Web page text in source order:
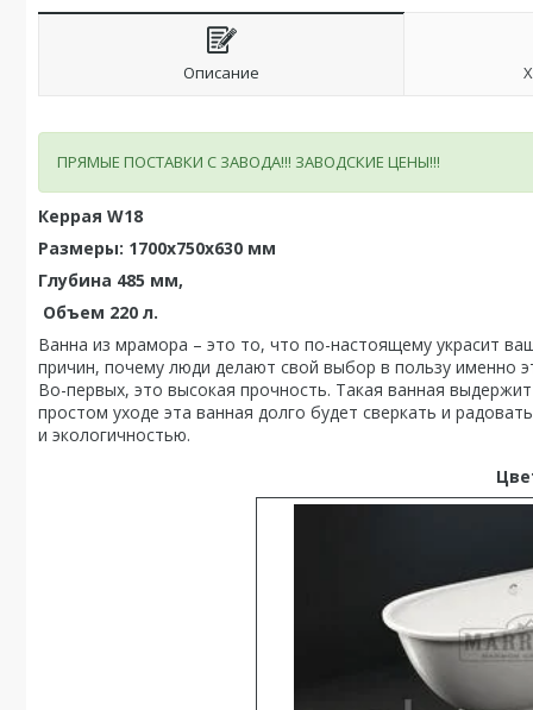
Описание
ПРЯМЫЕ ПОСТАВКИ С ЗАВОДА!!! ЗАВОДСКИЕ ЦЕНЫ!!!
Керрая W18
Размеры: 1700x750x630 мм
Глубина 485 мм,
Объем 220 л.
Ванна из мрамора – это то, что по-настоящему украсит
причин, почему люди делают свой выбор в пользу именно
Во-первых, это высокая прочность. Такая ванная
простом уходе эта ванная долго будет сверкать и
и экологичностью.